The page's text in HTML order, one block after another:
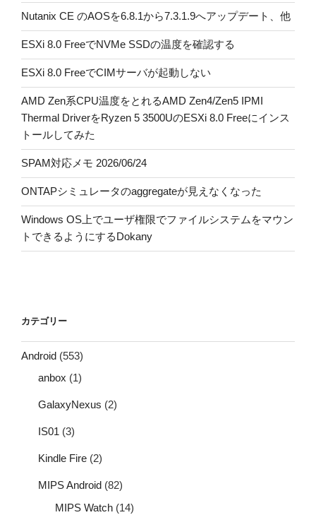
Nutanix CE のAOSを6.8.1から7.3.1.9へアップデート、他
ESXi 8.0 FreeでNVMe SSDの温度を確認する
ESXi 8.0 FreeでCIMサーバが起動しない
AMD Zen系CPU温度をとれるAMD Zen4/Zen5 IPMI
Thermal DriverをRyzen 5 3500UのESXi 8.0 Freeにインス
トールしてみた
SPAM対応メモ 2026/06/24
ONTAPシミュレータのaggregateが見えなくなった
Windows OS上でユーザ権限でファイルシステムをマウン
トできるようにするDokany
カテゴリー
Android (553)
anbox (1)
GalaxyNexus (2)
IS01 (3)
Kindle Fire (2)
MIPS Android (82)
MIPS Watch (14)